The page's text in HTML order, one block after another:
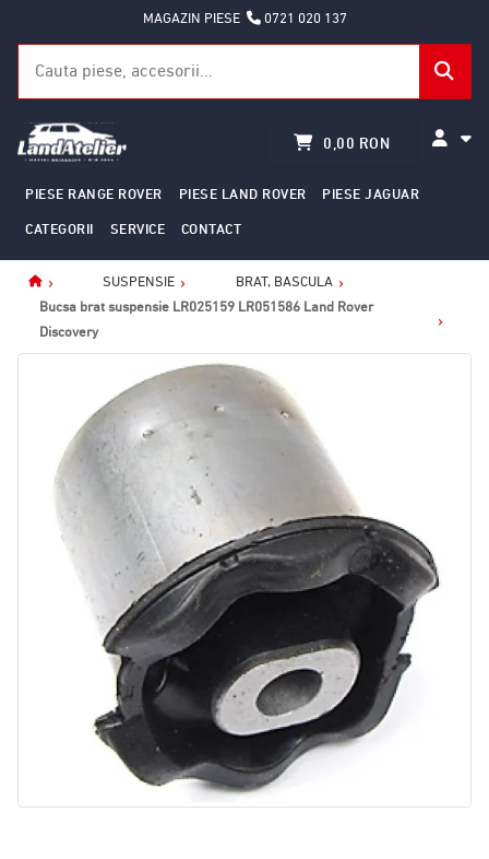
MAGAZIN PIESE 0721 020 137
0,00 RON
PIESE RANGE ROVER PIESE LAND ROVER PIESE JAGUAR
CATEGORII SERVICE CONTACT
Home
SUSPENSIE
BRAT, BASCULA
Bucsa brat suspensie LR025159 LR051586 Land Rover
Discovery